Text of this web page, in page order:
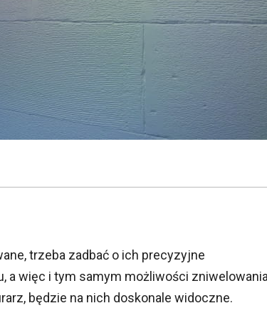
trzeba zadbać o ich precyzyjne
a więc i tym samym możliwości zniwelowania
będzie na nich doskonale widoczne.